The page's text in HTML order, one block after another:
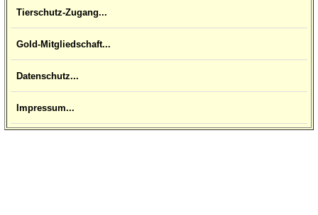
Tierschutz-Zugang...
Gold-Mitgliedschaft...
Datenschutz...
Impressum...